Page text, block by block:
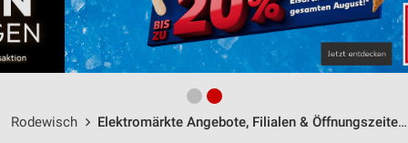
Rodewisch Elektromärkte Angebote, Filialen & Öffnungszeiten